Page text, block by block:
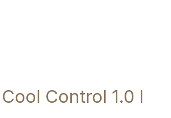
Cool Control 1.0 l